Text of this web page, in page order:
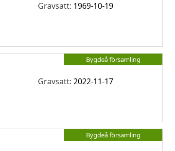
Gravsatt: 1969-10-19
Bygdeå församling
Gravsatt:2022-11-17
Bygdeå församling